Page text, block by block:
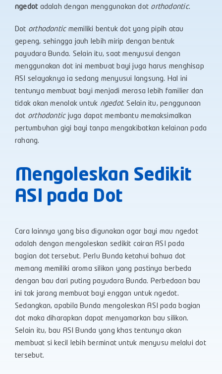
ngedot adalah dengan menggunakan dot orthodontic.
Dot orthodonticmemiliki bentuk dot yang pipih atau
gepeng, sehingga jauh lebih mirip dengan bentuk
payudara Bunda. Selain itu, saat menyusui dengan
menggunakan dot ini membuat bayi juga harus menghisap
ASI selayaknya ia sedang menyusui langsung. Hal ini
tentunya membuat bayi menjadi merasa lebih familier dan
tidak akan menolak untuk ngedot. Selain itu, penggunaan
dot orthodonticjuga dapat membantu memaksimalkan
pertumbuhan gigi bayi tanpa mengakibatkan kelainan pada
rahang.
Mengoleskan Sedikit
ASI pada Dot
Cara lainnya yang bisa digunakan agar bayi mau ngedot
adalah dengan mengoleskan sedikit cairan ASI pada
bagian dot tersebut. Perlu Bunda ketahui bahwa dot
memang memiliki aroma silikon yang pastinya berbeda
dengan bau dari puting payudara Bunda. Perbedaan bau
ini tak jarang membuat bayi enggan untuk ngedot.
Sedangkan, apabila Bunda mengoleskan ASI pada bagian
dot maka diharapkan dapat menyamarkan bau silikon.
Selain itu, bau ASI Bunda yang khas tentunya akan
membuat si kecil lebih berminat untuk menyusu melalui dot
tersebut.